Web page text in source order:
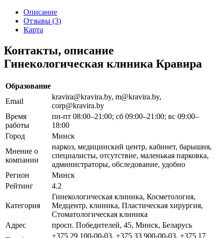
Описание
Отзывы (3)
Карта
Контакты, описание
Гинекологическая клиника Кравира
Образование
Email
kravira@kravira.by, m@kravira.by,
corp@kravira.by
Время
работы
пн-пт 08:00–21:00; сб 09:00–21:00; вс 09:00–
18:00
Город
Минск
Мнение о
компании
наркоз, медицинский центр, кабинет, барышня,
специалисты, отсутствие, маленькая парковка,
администраторы, обследование, удобно
Регион
Минск
Рейтинг
4.2
Категория
Гинекологическая клиника, Косметология,
Медцентр, клиника, Пластическая хирургия,
Стоматологическая клиника
Адрес
просп. Победителей, 45, Минск, Беларусь
+375 29 100-00-03, +375 33 900-00-03, +375 17